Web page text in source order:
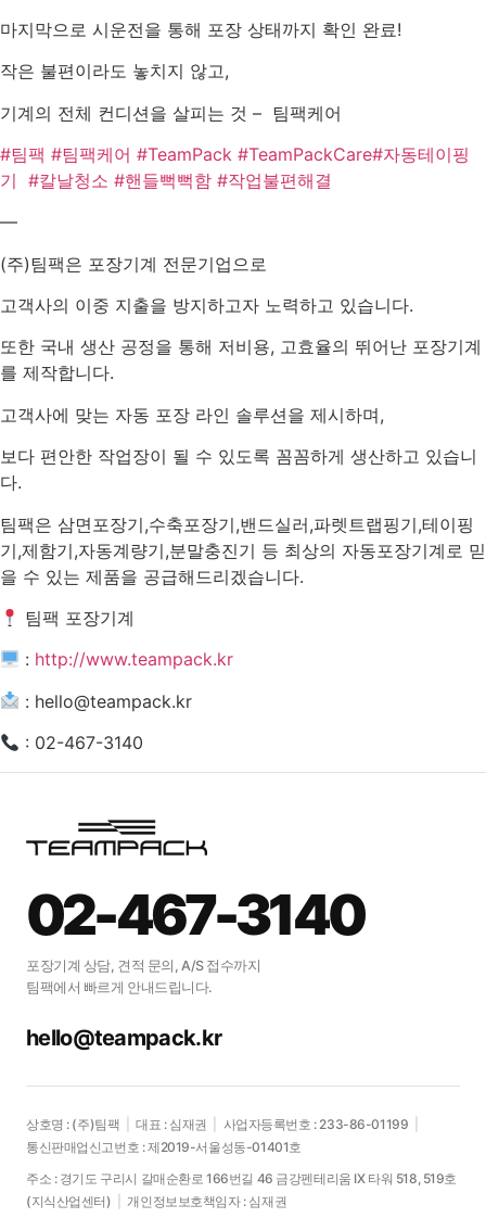
마지막으로 시운전을 통해 포장 상태까지 확인 완료!
작은 불편이라도 놓치지 않고,
기계의 전체 컨디션을 살피는 것 – 팀팩케어
#팀팩 #팀팩케어 #TeamPack #TeamPackCare#자동테이핑
기 #칼날청소 #핸들뻑뻑함 #작업불편해결
—
(주)팀팩은 포장기계 전문기업으로
고객사의 이중 지출을 방지하고자 노력하고 있습니다.
또한 국내 생산 공정을 통해 저비용, 고효율의 뛰어난 포장기계
를 제작합니다.
고객사에 맞는 자동 포장 라인 솔루션을 제시하며,
보다 편안한 작업장이 될 수 있도록 꼼꼼하게 생산하고 있습니
다.
팀팩은 삼면포장기,수축포장기,밴드실러,파렛트랩핑기,테이핑
기,제함기,자동계량기,분말충진기 등 최상의 자동포장기계로 믿
을 수 있는 제품을 공급해드리겠습니다.
팀팩 포장기계
: http://www.teampack.kr
: hello@teampack.kr
: 02-467-3140
02-467-3140
포장기계 상담, 견적 문의, A/S 접수까지
팀팩에서 빠르게 안내드립니다.
hello@teampack.kr
상호명 : (주)팀팩 대표 : 심재권 사업자등록번호 : 233-86-01199
통신판매업신고번호 : 제2019-서울성동-01401호
주소 : 경기도 구리시 갈매순환로 166번길 46 금강펜테리움 IX 타워 518, 519호
(지식산업센터)
개인정보보호책임자 : 심재권